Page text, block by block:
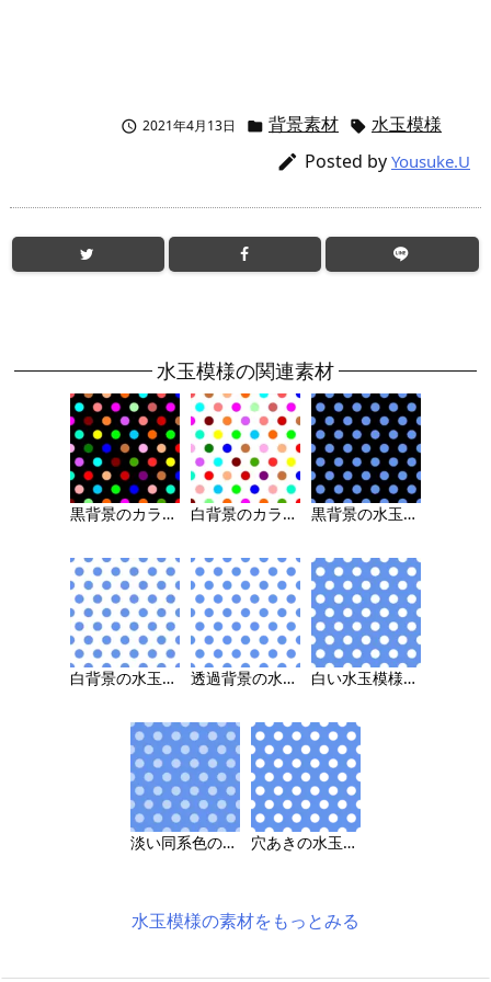
 2021年4月13日  背景素材  水玉模様
 Posted by Yousuke.U
水玉模様の関連素材
黒背景のカラフルな水玉模様の背景画像 白背景のカラフルな水玉模様の背景画像 黒背景の水玉模様の背景画像
白背景の水玉模様の背景画像 透過背景の水玉模様の背景画像 白い水玉模様の背景画像
淡い同系色の水玉模様の背景画像 穴あきの水玉模様の背景画像
水玉模様の素材をもっとみる